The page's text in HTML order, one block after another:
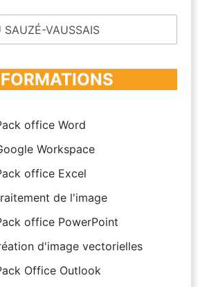
office Word
Workspace
office Excel
de l'image
office PowerPoint
d'image vectorielles
Office Outlook